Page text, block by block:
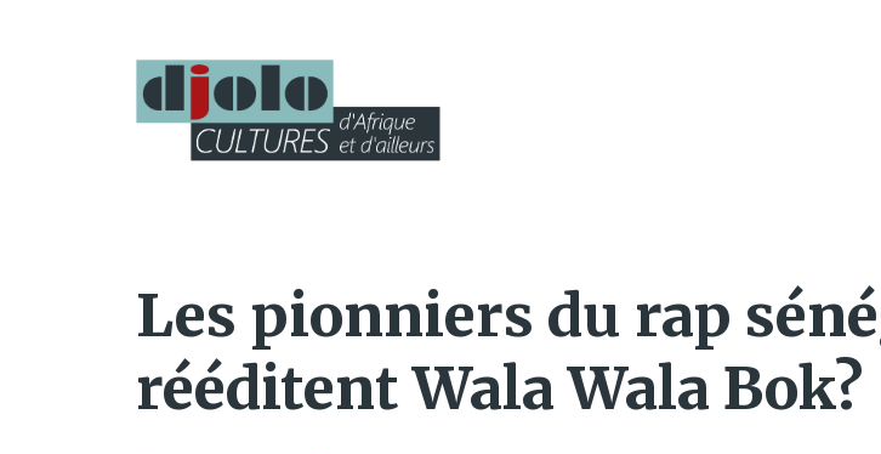
Les pionniers du rap
rééditent Wala Wala Bok?